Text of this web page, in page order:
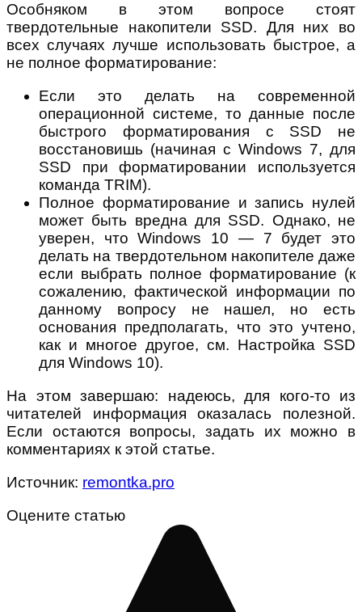
Особняком в этом вопросе стоят
твердотельные накопители SSD. Для них во
всех случаях лучше использовать быстрое, а
не полное форматирование:
Если это делать на современной
операционной системе, то данные после
быстрого форматирования с SSD не
восстановишь (начиная с Windows 7, для
SSD при форматировании используется
команда TRIM).
Полное форматирование и запись нулей
может быть вредна для SSD. Однако, не
уверен, что Windows 10 — 7 будет это
делать на твердотельном накопителе даже
если выбрать полное форматирование (к
сожалению, фактической информации по
данному вопросу не нашел, но есть
основания предполагать, что это учтено,
как и многое другое, см. Настройка SSD
для Windows 10).
На этом завершаю: надеюсь, для кого-то из
читателей информация оказалась полезной.
Если остаются вопросы, задать их можно в
комментариях к этой статье.
Источник: remontka.pro
Оцените статью